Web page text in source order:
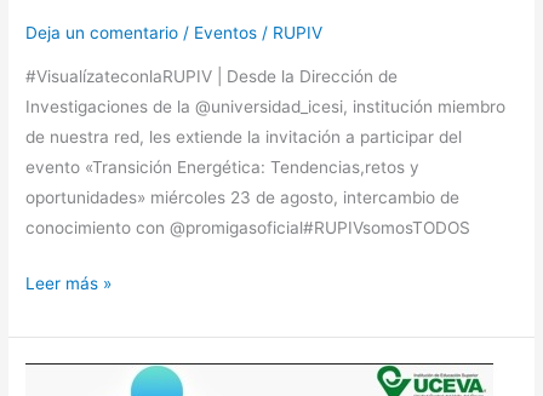
Deja un comentario / Eventos / RUPIV
#VisualízateconlaRUPIV | Desde la Dirección de
Investigaciones de la @universidad_icesi, institución miembro
de nuestra red, les extiende la invitación a participar del
evento «Transición Energética: Tendencias,retos y
oportunidades» miércoles 23 de agosto, intercambio de
conocimiento con @promigasoficial#RUPIVsomosTODOS
Leer más »